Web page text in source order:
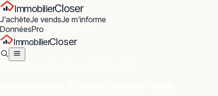
ImmobilierCloser
J'achèteJe vendsJe m'informe
DonnéesPro
ImmobilierCloser